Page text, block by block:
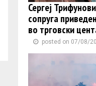
Сергеј
сопруга
во трговски
posted on 07/08/